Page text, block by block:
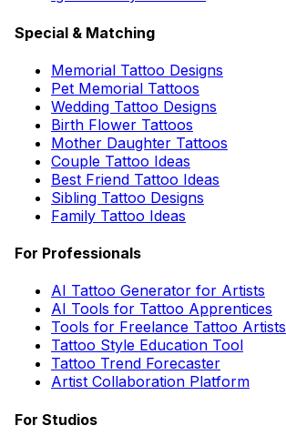
Special & Matching
Memorial Tattoo Designs
Pet Memorial Tattoos
Wedding Tattoo Designs
Birth Flower Tattoos
Mother Daughter Tattoos
Couple Tattoo Ideas
Best Friend Tattoo Ideas
Sibling Tattoo Designs
Family Tattoo Ideas
For Professionals
AI Tattoo Generator for Artists
AI Tools for Tattoo Apprentices
Tools for Freelance Tattoo Artists
Tattoo Style Education Tool
Tattoo Trend Forecaster
Artist Collaboration Platform
For Studios